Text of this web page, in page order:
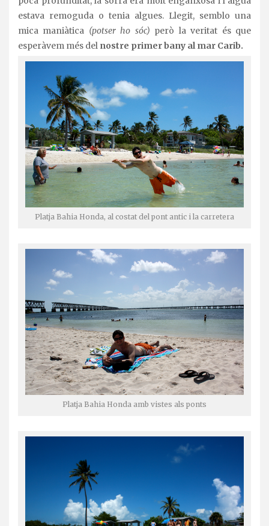
estava remoguda o tenia algues. Llegit, semblo una
mica maniàtica (potser ho sóc) però la veritat és que
esperàvem més del nostre primer bany al mar Carib.
Platja Bahia Honda, al costat del pont antic i la carretera
Platja Bahia Honda amb vistes als ponts